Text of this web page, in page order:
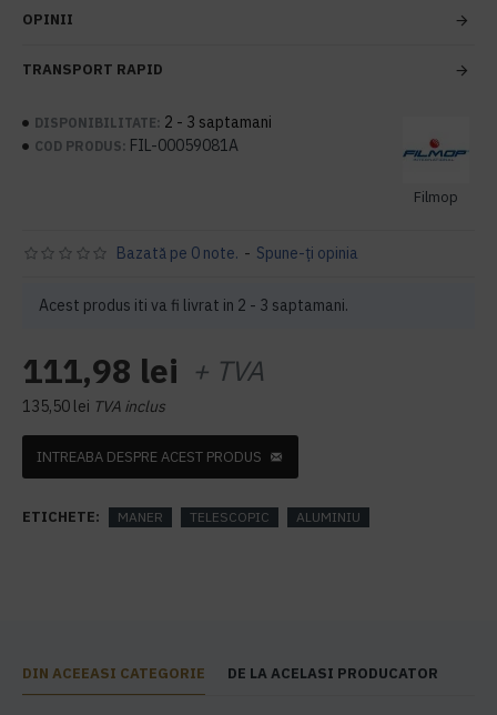
OPINII
TRANSPORT RAPID
DISPONIBILITATE: 2 - 3 saptamani
COD PRODUS: FIL-00059081A
Filmop
Acest produs iti va fi livrat in 2 - 3 saptamani.
Bazată pe 0 note. - Spune-ţi opinia
111,98 lei + TVA
135,50 lei TVA inclus
INTREABA DESPRE ACEST PRODUS
ETICHETE: MANER TELESCOPIC ALUMINIU
DIN ACEEASI CATEGORIE DE LA ACELASI PRODUCATOR